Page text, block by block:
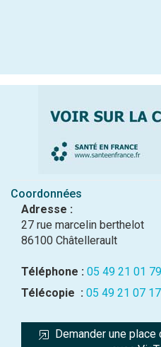
Coordonnées
Adresse :
27 rue marcelin berthelot
86100 Châtellerault
Téléphone : 05 49 21 01 79
Télécopie : 05 49 21 07 17
Demander une